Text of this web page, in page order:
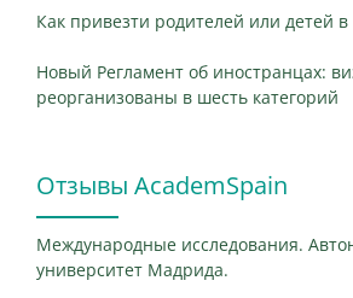
Как привезти родителей или детей
Новый Регламент об иностранцах:
реорганизованы в шесть категорий
Отзывы AcademSpain
Международные исследования.
университет Мадрида.